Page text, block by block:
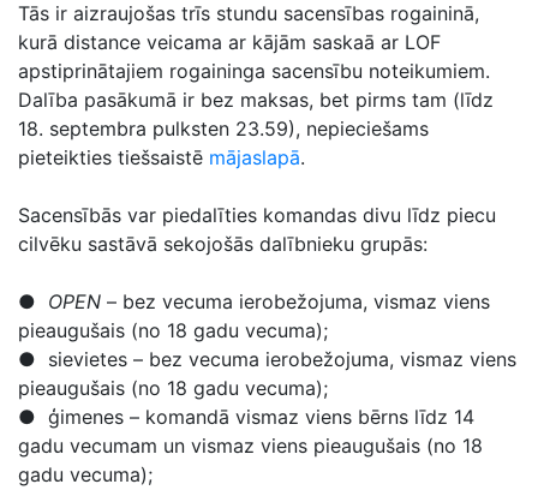
Tās ir aizraujošas trīs stundu sacensības rogaininā,
kurā distance veicama ar kājām saskaā ar LOF
apstiprinātajiem rogaininga sacensību noteikumiem.
Dalība pasākumā ir bez maksas, bet pirms tam (līdz
18. septembra pulksten 23.59), nepieciešams
pieteikties tiešsaistē mājaslapā.
Sacensībās var piedalīties komandas divu līdz piecu
cilvēku sastāvā sekojošās dalībnieku grupās:
● OPEN – bez vecuma ierobežojuma, vismaz viens
pieaugušais (no 18 gadu vecuma);
● sievietes – bez vecuma ierobežojuma, vismaz viens
pieaugušais (no 18 gadu vecuma);
● ģimenes – komandā vismaz viens bērns līdz 14
gadu vecumam un vismaz viens pieaugušais (no 18
gadu vecuma);